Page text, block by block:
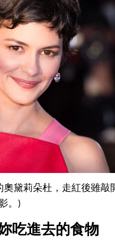
黛莉朵杜，走紅後雖敲
。)
吃進去的食物